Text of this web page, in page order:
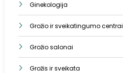
Ginekologija
Grožio ir sveikatingumo centrai
Grožio salonai
Grožis ir sveikata